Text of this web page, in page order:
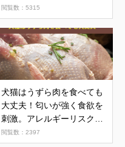
について
閲覧数：5315
犬猫はうずら肉を食べても
大丈夫！匂いが強く食欲を
刺激。アレルギーリスクも
低い食材
閲覧数：2397